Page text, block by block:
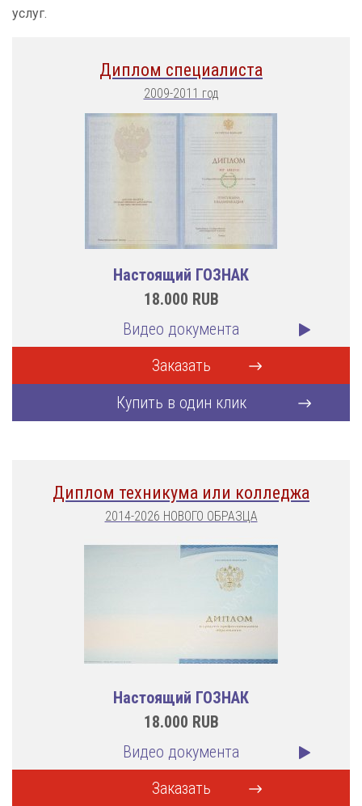
услуг.
Диплом специалиста
2009-2011 год
Настоящий ГОЗНАК
18.000 RUB
Видео документа
Заказать
Купить в один клик
Диплом техникума или колледжа
2014-2026 НОВОГО ОБРАЗЦА
Настоящий ГОЗНАК
18.000 RUB
Видео документа
Заказать